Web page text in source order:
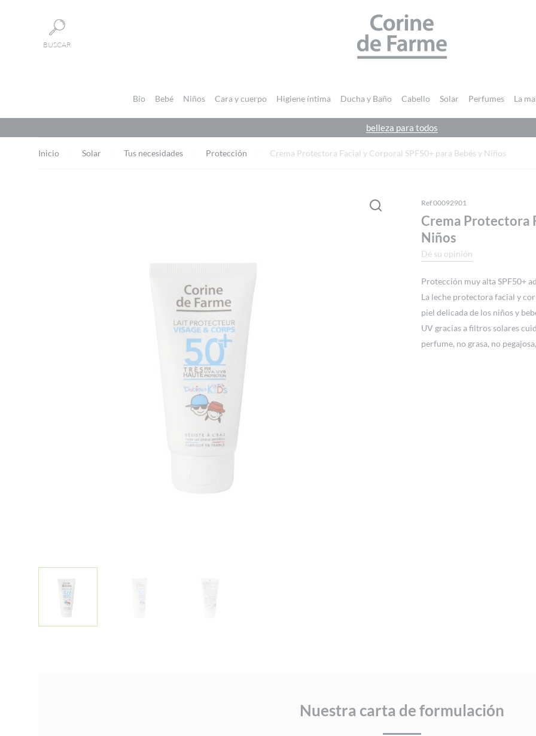
BUSCAR
CORINE DE FARME
Bio Bebé Niños Cara y cuerpo Higiene íntima Ducha y Baño Cabello Solar Perfumes La
belleza para todos
Inicio Solar Tus necesidades Protección Crema Protectora Facial y Corporal SPF50+ para Bebés y Niños
Ref 00092901
Crema Protectora
Niños
Dé su opinión
Protección muy alta SPF50+
La leche protectora facial y
piel delicada de los niños y
UV gracias a filtros solares
perfume, no grasa, no
Nuestra carta de formulación